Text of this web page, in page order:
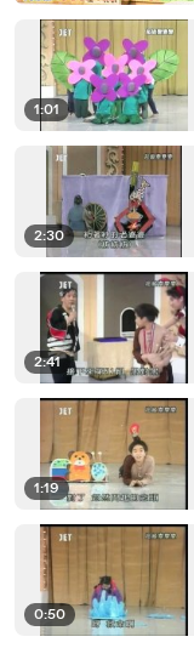
1:01
2:30
2:41
1:19
0:50